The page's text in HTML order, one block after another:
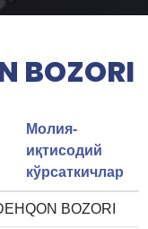
BOZORI
Молия-
иқтисодий
кўрсаткичлар
BOZORI